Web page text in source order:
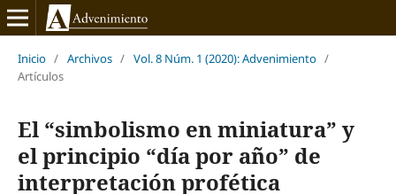
Inicio / Archivos / Vol. 8 Núm. 1 (2020): Advenimiento /
Artículos
El “simbolismo en miniatura” y
el principio “día por año” de
interpretación profética